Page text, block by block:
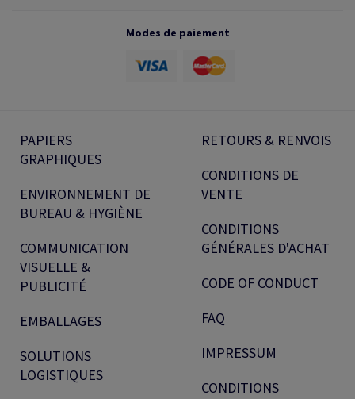
Modes de paiement
PAPIERS
GRAPHIQUES
ENVIRONNEMENT DE
BUREAU & HYGIÈNE
COMMUNICATION
VISUELLE &
PUBLICITÉ
EMBALLAGES
SOLUTIONS
LOGISTIQUES
RETOURS & RENVOIS
CONDITIONS DE
VENTE
CONDITIONS
GÉNÉRALES D'ACHAT
CODE OF CONDUCT
FAQ
IMPRESSUM
CONDITIONS